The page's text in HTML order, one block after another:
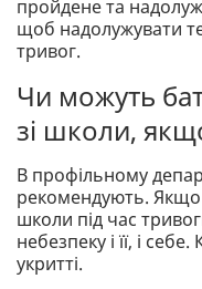
пройдене та
щоб надолужувати
тривог.
Чи можуть
зі школи,
В профільному
рекомендують. Якщо
школи під час
небезпеку і її, і
укритті.